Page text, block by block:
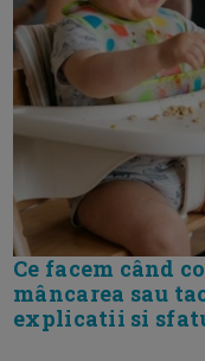
Ce facem când
mâncarea sau
explicatii si